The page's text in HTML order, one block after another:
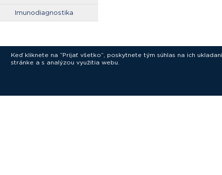
Imunodiagnostika
Keď kliknete na “Prijať všetko”, poskytnete tým súhlas na ich
stránke a s analýzou využitia webu.